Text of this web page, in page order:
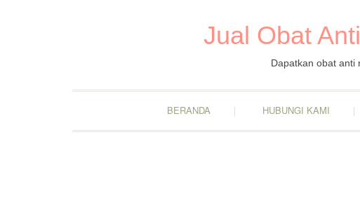
Jual Obat
Dapatkan obat anti
BERANDA HUBUNGI KAMI